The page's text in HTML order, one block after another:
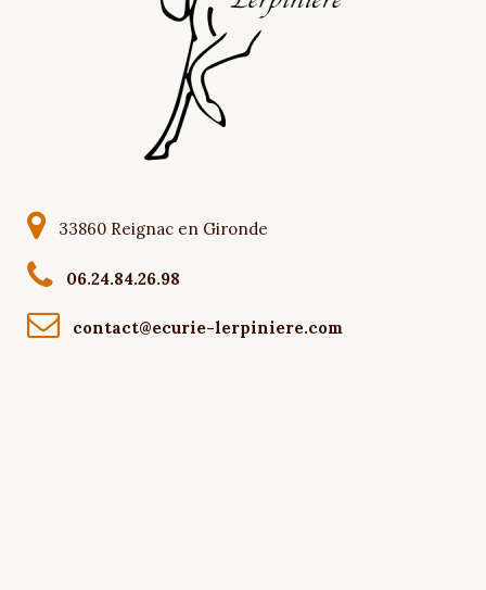
33860 Reignac en Gironde
06.24.84.26.98
contact@ecurie-lerpiniere.com